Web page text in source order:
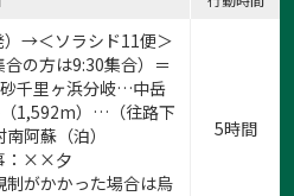
）→＜ソラシド11便＞
の方は9:30集合）＝
千里ヶ浜分岐…中岳
1,592m）…（往路下
阿蘇（泊）
：××夕
がかかった場合は烏
5時間